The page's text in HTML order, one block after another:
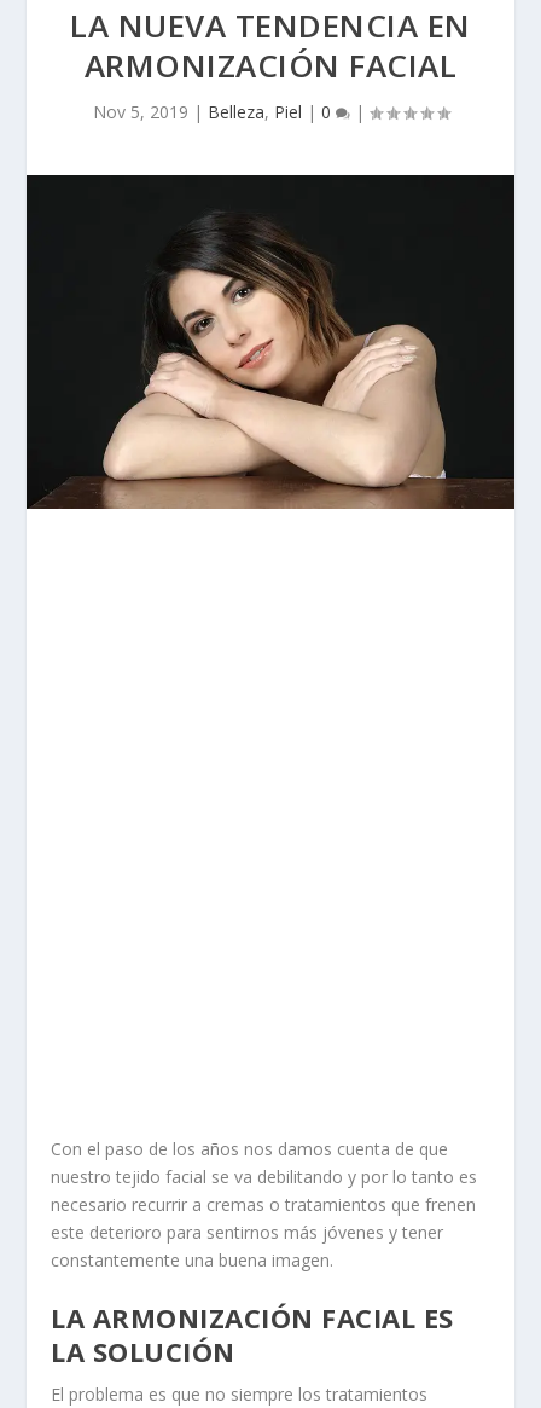
LA NUEVA TENDENCIA EN
ARMONIZACIÓN FACIAL
Nov 5, 2019 | Belleza, Piel | 0 |
Con el paso de los años nos damos cuenta de que
nuestro tejido facial se va debilitando y por lo tanto es
necesario recurrir a cremas o tratamientos que frenen
este deterioro para sentirnos más jóvenes y tener
constantemente una buena imagen.
LA ARMONIZACIÓN FACIAL ES
LA SOLUCIÓN
El problema es que no siempre los tratamientos